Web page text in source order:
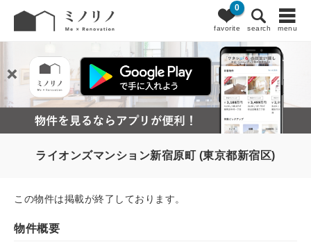
favorite
0
search menu
ライオンズマンション新宿原町 (東京都新宿区)
この物件は掲載が終了しております。
物件概要